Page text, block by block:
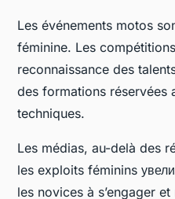
Les événements motos
féminine. Les
reconnaissance des
des formations réservées
techniques.
Les médias, au-delà des
les exploits féminins
les novices à s’engager